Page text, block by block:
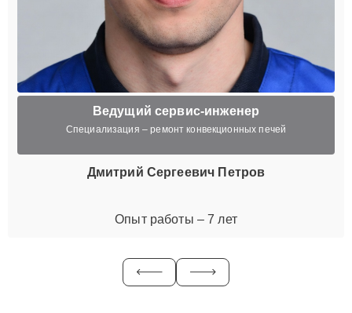
Ведущий сервис-инженер
Специализация – ремонт конвекционных печей
Дмитрий Сергеевич Петров
Опыт работы – 7 лет